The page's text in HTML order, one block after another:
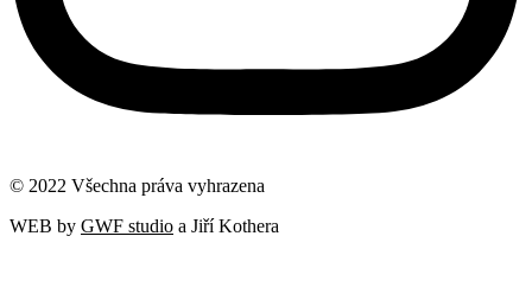
© 2022 Všechna práva vyhrazena
WEB by GWF studio a Jiří Kothera